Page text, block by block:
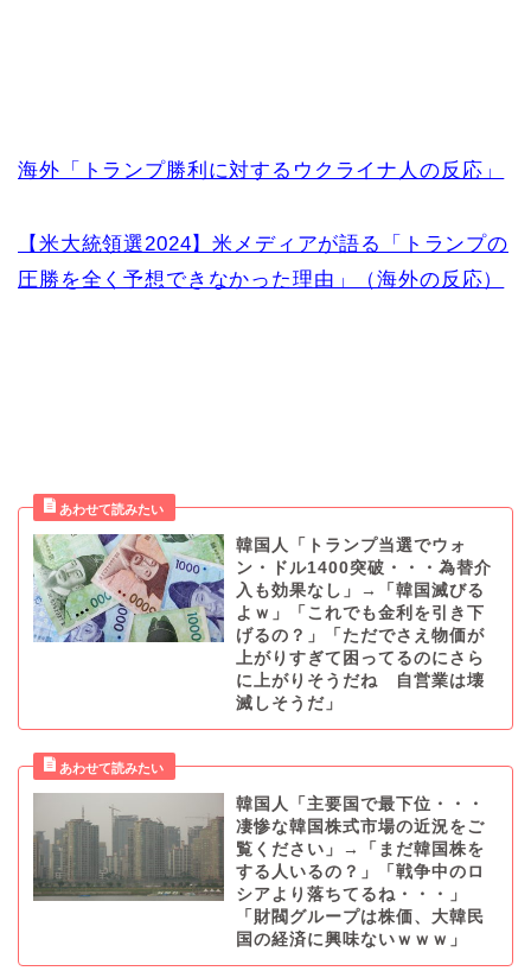
海外「トランプ勝利に対するウクライナ人の反応」
【米大統領選2024】米メディアが語る「トランプの
圧勝を全く予想できなかった理由」（海外の反応）
韓国人「トランプ当選でウォ
ン・ドル1400突破・・・為替介
入も効果なし」→「韓国滅びる
よｗ」「これでも金利を引き下
げるの？」「ただでさえ物価が
上がりすぎて困ってるのにさら
に上がりそうだね 自営業は壊
滅しそうだ」
韓国人「主要国で最下位・・・
凄惨な韓国株式市場の近況をご
覧ください」→「まだ韓国株を
する人いるの？」「戦争中のロ
シアより落ちてるね・・・」
「財閥グループは株価、大韓民
国の経済に興味ないｗｗｗ」